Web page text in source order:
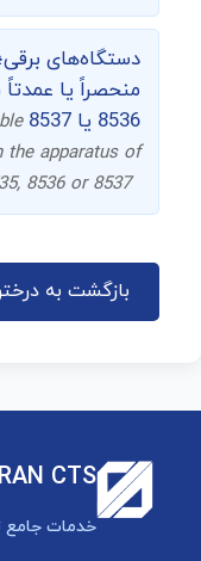
دستگاه‌های
8536 یا 8537
apparatus of
8536 or 8537
بازگشت به
CTS
خدمات جامع